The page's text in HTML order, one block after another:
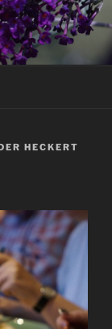
HECKERT